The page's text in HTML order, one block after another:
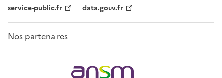
service-public.fr
data.gouv.fr
Nos partenaires